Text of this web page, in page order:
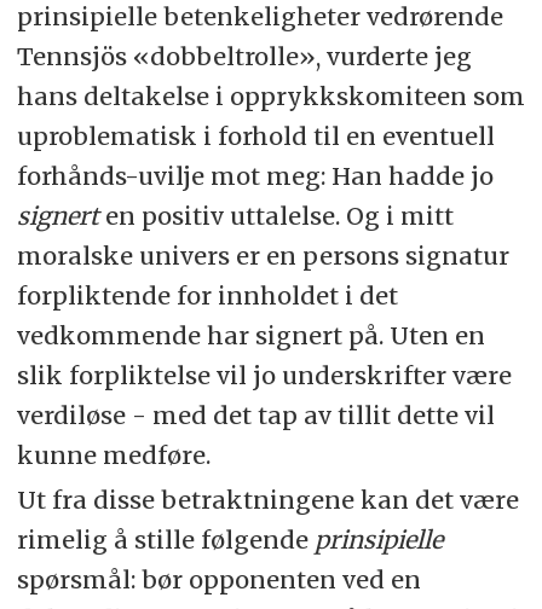
prinsipielle betenkeligheter vedrørende
Tennsjös «dobbeltrolle», vurderte jeg
hans deltakelse i opprykkskomiteen som
uproblematisk i forhold til en eventuell
forhånds-uvilje mot meg: Han hadde jo
signerten positiv uttalelse. Og i mitt
moralske univers er en persons signatur
forpliktende for innholdet i det
vedkommende har signert på. Uten en
slik forpliktelse vil jo underskrifter være
verdiløse - med det tap av tillit dette vil
kunne medføre.
Ut fra disse betraktningene kan det være
rimelig å stille følgende prinsipielle
spørsmål: bør opponenten ved en